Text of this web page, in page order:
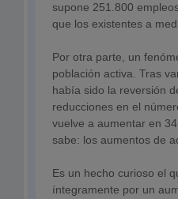
supone 251.800
que los existentes a
Por otra parte, un
población activa. Tras
había sido la reversión
reducciones en el
vuelve a aumentar en
sabe: los aumentos de
Es un hecho curioso el
íntegramente por un